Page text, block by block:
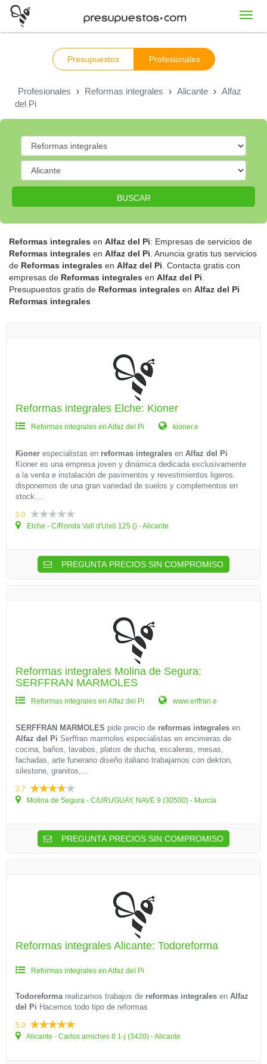
Presupuestos Profesionales
Profesionales › Reformas integrales › Alicante › Alfaz
del Pi
BUSCAR
Reformas integrales en Alfaz del Pi: Empresas de servicios de
Reformas integrales en Alfaz del Pi . Anuncia gratis tus servicios
de Reformas integrales en Alfaz del Pi . Contacta gratis con
empresas de Reformas integrales en Alfaz del Pi
Presupuestos gratis de Reformas integrales en Alfaz del Pi
Reformas integrales
Reformas integrales Elche: Kioner
Reformas integrales en Alfaz del Pi kioner.e
Kioner especialistas en reformas integrales en Alfaz del Pi
Kioner es una empresa joven y dinámica dedicada exclusivamente
a la venta e instalación de pavimentos y revestimientos ligeros.
disponemos de una gran variedad de suelos y complementos en
stock....
0.0
Elche - C/Ronda Vall d'Uixó 125 () - Alicante
PREGUNTA PRECIOS SIN COMPROMISO
Reformas integrales Molina de Segura:
SERFFRAN MARMOLES
Reformas integrales en Alfaz del Pi www.erffran.e
SERFFRAN MARMOLES pide precio de reformas integrales en
Alfaz del Pi Serffran marmoles especialistas en encimeras de
cocina, baños, lavabos, platos de ducha, escaleras, mesas,
fachadas, arte funerario diseño italiano trabajamos con dekton,
silestone, granitos,...
3.7
Molina de Segura - C/URUGUAY, NAVE 9 (30500) - Murcia
PREGUNTA PRECIOS SIN COMPROMISO
Reformas integrales Alicante: Todoreforma
Reformas integrales en Alfaz del Pi
Todoreformarealizamos trabajos de reformas integrales en Alfaz
del Pi Hacemos todo tipo de reformas
5.0
Alicante - Carlos arniches 8 1-j (3420) - Alicante